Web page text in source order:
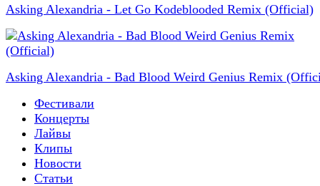
Asking Alexandria - Let Go Kodeblooded Remix (Official)
Asking Alexandria - Bad Blood Weird Genius Remix
Фестивали
Концерты
Лайвы
Клипы
Новости
Статьи